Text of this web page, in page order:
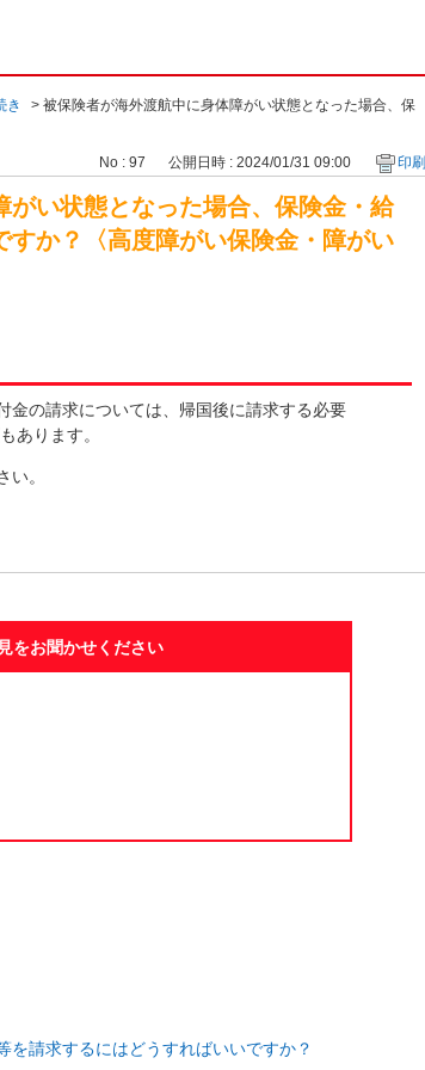
き > 被保険者が海外渡航中に身体障がい状態となった場合、保
No : 97 公開日時 : 2024/01/31 09:00 印刷
い状態となった場合、保険金・給
か？〈高度障がい保険金・障がい
金の請求については、帰国後に請求する必要
あります。
。
をお聞かせください
請求するにはどうすればいいですか？